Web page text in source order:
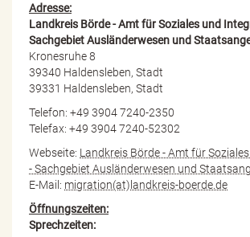
Adresse:
Landkreis Börde - Amt für Soziales und
Sachgebiet Ausländerwesen und
Kronesruhe 8
39340 Haldensleben, Stadt
39331 Haldensleben, Stadt
Telefon: +49 3904 7240-2350
Telefax: +49 3904 7240-52302
Webseite: Landkreis Börde - Amt für
- Sachgebiet Ausländerwesen und
E-Mail: migration(at)landkreis-boerde.de
Öffnungszeiten:
Sprechzeiten: